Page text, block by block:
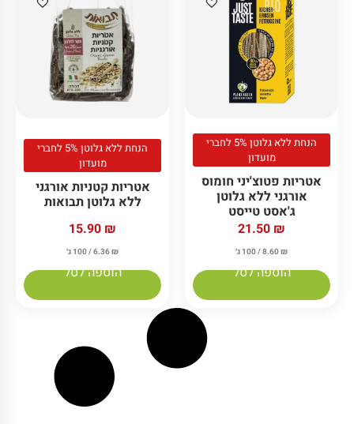
הנחת ללא גלוטן 5% לחברי
מועדון
אטריות פטוצ'יני חומוס
אורגני ללא גלוטן
ג'אסט טייסט
21.50 ₪
8.60₪ / 100 ג׳
הוספה לסל
הנחת ללא גלוטן 5% לחברי
מועדון
אטריות קטניות אורגני
ללא גלוטן תבואות
15.90 ₪
6.36₪ / 100 ג׳
הוספה לסל